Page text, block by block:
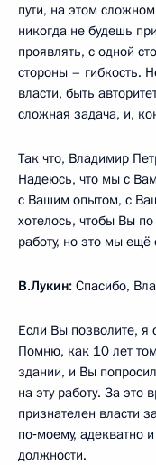
пути, на этом
никогда не будешь
проявлять, с одной
стороны – гибкость.
власти, быть
сложная задача, и,
Так что, Владимир
Надеюсь, что мы с
с Вашим опытом, с
хотелось, чтобы Вы
работу, но это мы ещё
В.Лукин: Спасибо,
Если Вы позволите, я
Помню, как 10 лет
здании, и Вы
на эту работу. За это
признателен власти
по‑моему, адекватно
должности.